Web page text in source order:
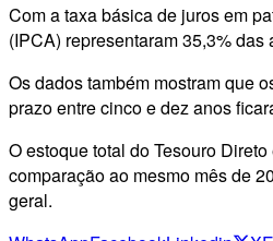
Com a taxa básica de juros em
(IPCA) representaram 35,3%
Os dados também mostram que
prazo entre cinco e dez anos
O estoque total do Tesouro
comparação ao mesmo mês de
geral.